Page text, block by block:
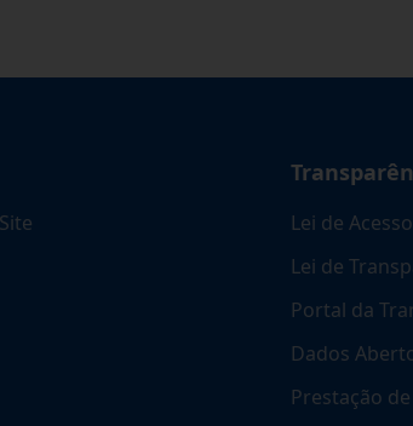
Lei de
Lei de
Portal da
Dados
Prestação